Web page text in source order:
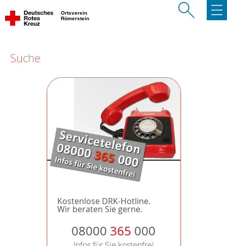
Ortsverein
Römerstein
Suche
Kostenlose DRK-Hotline.
Wir beraten Sie gerne.
08000 365 000